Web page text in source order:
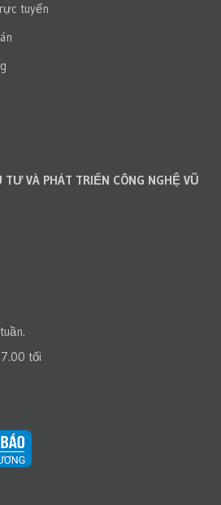
tuyến
VÀ PHÁT TRIỂN CÔNG NGHỆ VŨ
tối